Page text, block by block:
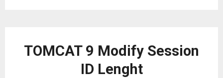
TOMCAT 9 Modify Session
ID Lenght